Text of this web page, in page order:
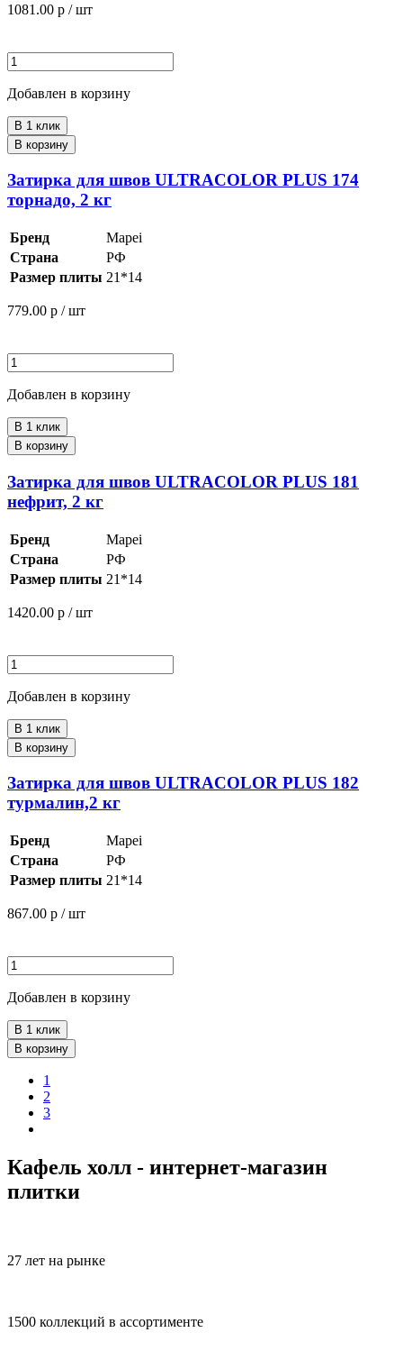
1081.00 р / шт
Добавлен в корзину
В 1 клик
В корзину
Затирка для швов ULTRACOLOR PLUS 174
торнадо, 2 кг
Бренд
Mapei
Страна
РФ
Размер плиты 21*14
779.00 р / шт
Добавлен в корзину
В 1 клик
В корзину
Затирка для швов ULTRACOLOR PLUS 181
нефрит, 2 кг
Бренд
Mapei
Страна
РФ
Размер плиты 21*14
1420.00 р / шт
Добавлен в корзину
В 1 клик
В корзину
Затирка для швов ULTRACOLOR PLUS 182
турмалин,2 кг
Бренд
Mapei
Страна
РФ
Размер плиты 21*14
867.00 р / шт
Добавлен в корзину
В 1 клик
В корзину
1
2
3
Кафель холл - интернет-магазин
плитки
27 лет на рынке
1500 коллекций в ассортименте